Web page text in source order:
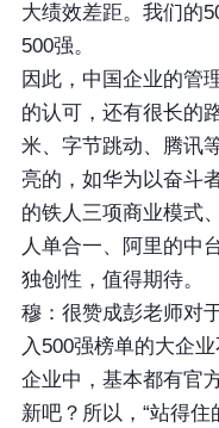
大绩效差距。我们的
500强。
因此，中国企业的管
的认可，还有很长的
米、字节跳动、腾讯
亮的，如华为以奋斗
的铁人三项商业模式
人单合一、阿里的中
独创性，值得期待。
穆：很赞成彭老师对
入500强榜单的大企
企业中，基本都有官
新吧？所以，“站得